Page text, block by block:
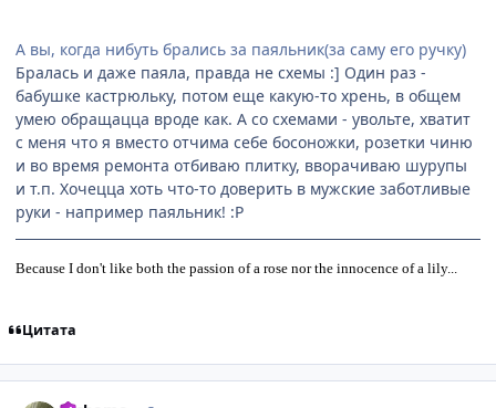
А вы, когда нибуть брались за паяльник(за саму его ручку)
Бралась и даже паяла, правда не схемы :] Один раз -
бабушке кастрюльку, потом еще какую-то хрень, в общем
умею обращацца вроде как. А со схемами - увольте, хватит
с меня что я вместо отчима себе босоножки, розетки чиню
и во время ремонта отбиваю плитку, вворачиваю шурупы
и т.п. Хочецца хоть что-то доверить в мужские заботливые
руки - например паяльник! :P
Because I don't like both the passion of a rose nor the innocence of a lily...
Цитата